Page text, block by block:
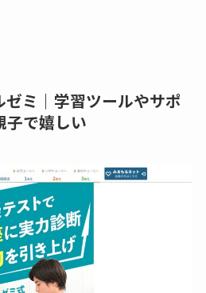
ゼミ｜学習ツールやサポ
子で嬉しい